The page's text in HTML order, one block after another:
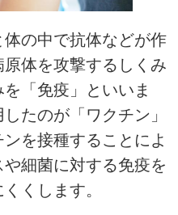
の中で抗体などが作
体を攻撃するしくみ
「免疫」といいま
たのが「ワクチン」
を接種することによ
細菌に対する免疫を
くします。